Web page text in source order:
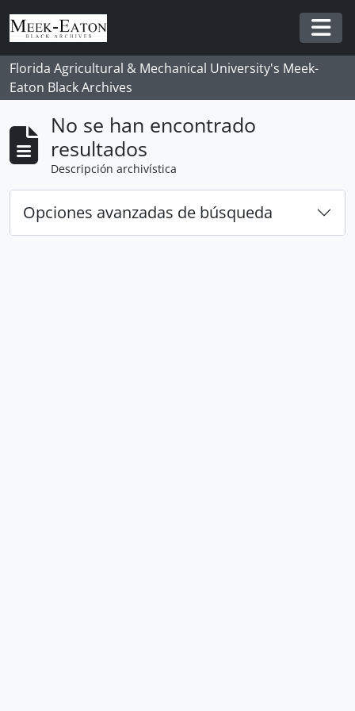
Skip to main content
Florida Agricultural & Mechanical University's Meek-
Eaton Black Archives
No se han encontrado
resultados
Descripción archivística
Opciones avanzadas de búsqueda